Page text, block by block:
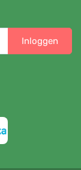
Inloggen